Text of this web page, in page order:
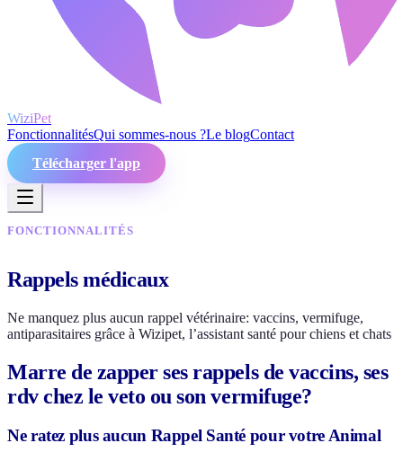
WiziPet
FonctionnalitésQui sommes-nous ?Le blogContact
Télécharger l'app
FONCTIONNALITÉS
Rappels médicaux
Ne manquez plus aucun rappel vétérinaire: vaccins, vermifuge,
antiparasitaires grâce à Wizipet, l’assistant santé pour chiens et chats
Marre de zapper ses rappels de vaccins, ses
rdv chez le veto ou son vermifuge?
Ne ratez plus aucun Rappel Santé pour votre Animal